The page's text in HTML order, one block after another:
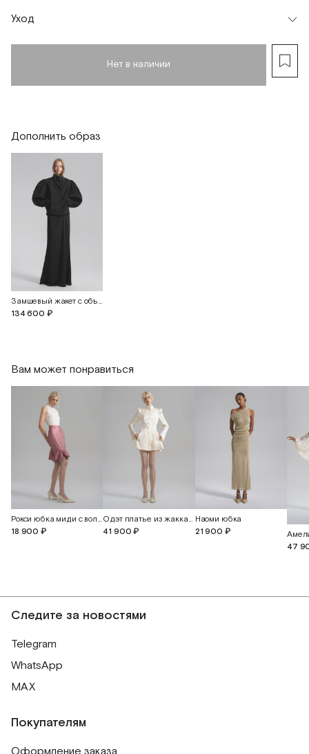
Уход
Нет в наличии
Дополнить образ
Замшевый жакет с объемными рукавами
134 600 ₽
Вам может понравиться
Рокси юбка миди с воланом
18 900 ₽
Одэт платье из жаккардового шелка с бабочками
41 900 ₽
Наоми юбка
21 900 ₽
47
Следите за новостями
Telegram
WhatsApp
MAX
Покупателям